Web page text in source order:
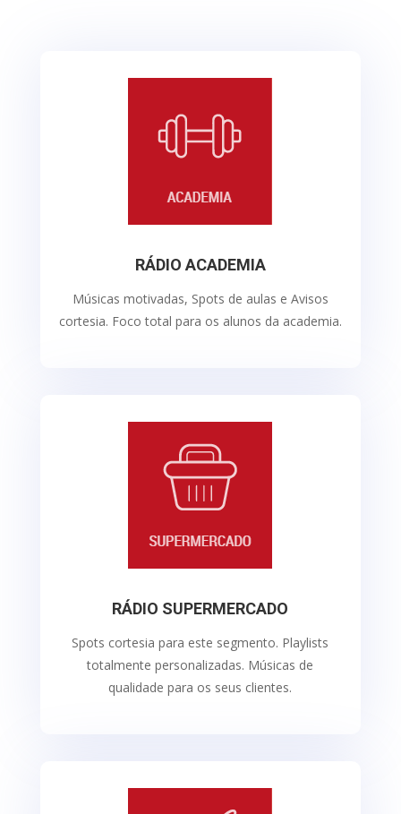
RÁDIO ACADEMIA
Músicas motivadas, Spots de aulas e Avisos
cortesia. Foco total para os alunos da academia.
RÁDIO SUPERMERCADO
Spots cortesia para este segmento. Playlists
totalmente personalizadas. Músicas de
qualidade para os seus clientes.